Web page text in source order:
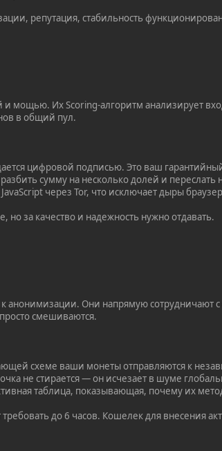
репутация, стабильность
Их Scoring-алгоритм анализирует
в общий пул.
цифровой подписью. Это ваш
сумму на несколько долей и переслать
через Tor, что исключает дыры
за качество и надежность нужно отдавать.
анонимизации. Они напрямую сотрудничают
смешиваются.
схеме ваши монеты отправляются к
не стирается — он исчезает в шуме
таблица, показывающая, почему их
до 6 часов. Кошелек для внесения